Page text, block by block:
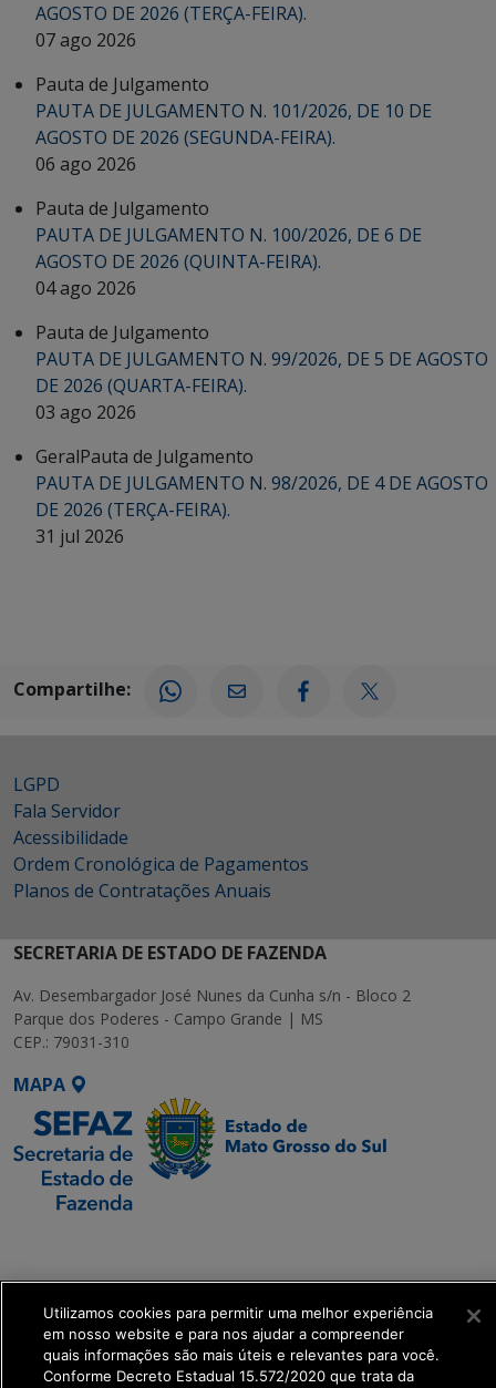
AGOSTO DE 2026 (TERÇA-FEIRA).
07 ago 2026
Pauta de Julgamento
PAUTA DE JULGAMENTO N. 101/2026, DE 10 DE
AGOSTO DE 2026 (SEGUNDA-FEIRA).
06 ago 2026
Pauta de Julgamento
PAUTA DE JULGAMENTO N. 100/2026, DE 6 DE
AGOSTO DE 2026 (QUINTA-FEIRA).
04 ago 2026
Pauta de Julgamento
PAUTA DE JULGAMENTO N. 99/2026, DE 5 DE AGOSTO
DE 2026 (QUARTA-FEIRA).
03 ago 2026
GeralPauta de Julgamento
PAUTA DE JULGAMENTO N. 98/2026, DE 4 DE AGOSTO
DE 2026 (TERÇA-FEIRA).
31 jul 2026
Compartilhe:
LGPD
Fala Servidor
Acessibilidade
Ordem Cronológica de Pagamentos
Planos de Contratações Anuais
SECRETARIA DE ESTADO DE FAZENDA
Av. Desembargador José Nunes da Cunha s/n - Bloco 2
Parque dos Poderes - Campo Grande | MS
CEP.: 79031-310
MAPA
Transformação Digital
get_footer();
Utilizamos cookies para permitir uma melhor experiência
em nosso website e para nos ajudar a compreender
quais informações são mais úteis e relevantes para você.
Conforme Decreto Estadual 15.572/2020 que trata da